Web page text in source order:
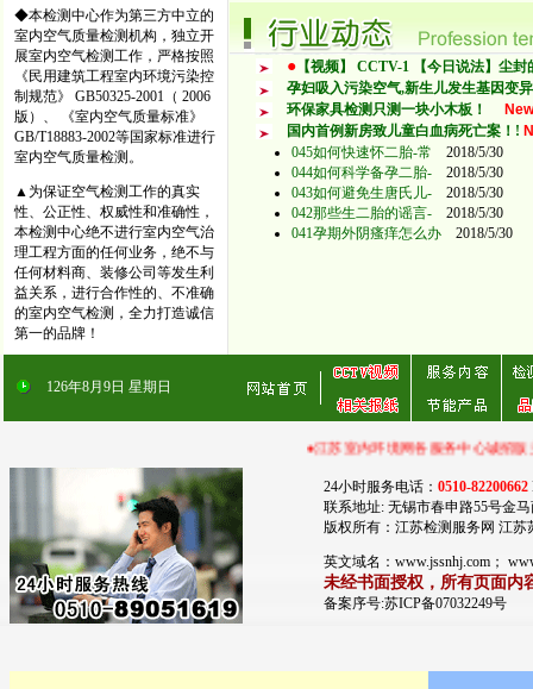
◆本检测中心作为第三方中立的
室内空气质量检测机构，独立开
展室内空气检测工作，严格按照
《民用建筑工程室内环境污染控
制规范》 GB50325-2001（ 2006
版）、 《室内空气质量标准》
GB/T18883-2002等国家标准进行
室内空气质量检测。
▲为保证空气检测工作的真实
性、公正性、权威性和准确性，
本检测中心绝不进行室内空气治
理工程方面的任何业务，绝不与
任何材料商、装修公司等发生利
益关系，进行合作性的、不准确
的室内空气检测，全力打造诚信
第一的品牌！
●【视频】 CCTV-1 【今日说法】尘封
孕妇吸入污染空气,新生儿发生基因变
环保家具检测只测一块小木板！
New
国内首例新房致儿童白血病死亡案！!
045如何快速怀二胎-常 2018/5/30
044如何科学备孕二胎-2018/5/30
043如何避免生唐氏儿-2018/5/30
042那些生二胎的谣言-2018/5/30
041孕期外阴瘙痒怎么办2018/5/30
126年8月 9日 星期日
●江苏室内环境网各服务中心诚招版主，并提
24小时服务电话： 0510-82200662
联系地址: 无锡市春申路55号金
版权所有：江苏检测服务网 江
英文域名：www.jssnhj.com；
未经书面授权，所有页面内
备案序号:苏ICP备07032249号